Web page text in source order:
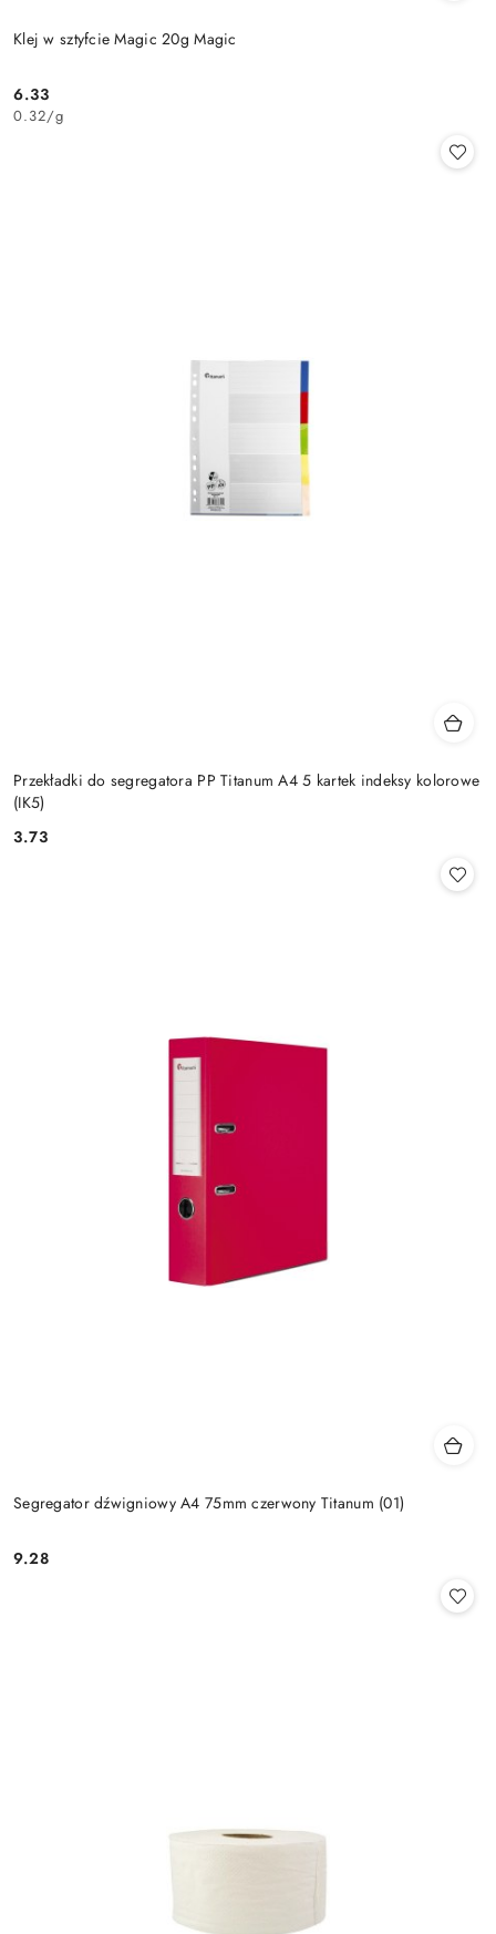
Klej w sztyfcie Magic 20g Magic
Cena:
6.33
0.32/g
Przekładki do segregatora PP Titanum A4 5 kartek indeksy kolorowe
(IK5)
Cena:
3.73
Segregator dźwigniowy A4 75mm czerwony Titanum (01)
Cena:
9.28